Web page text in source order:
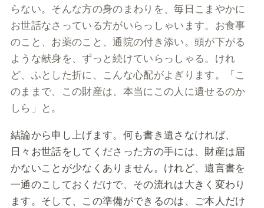
らない。そんな方の身のまわりを、毎日こまやかに
お世話なさっている方がいらっしゃいます。お食事
のこと、お薬のこと、通院の付き添い。頭が下がる
ような献身を、ずっと続けていらっしゃる。けれ
ど、ふとした折に、こんな心配がよぎります。「こ
のままで、この財産は、本当にこの人に遺せるのか
しら」と。
結論から申し上げます。何も書き遺さなければ、
日々お世話をしてくださった方の手には、財産は届
かないことが少なくありません。けれど、遺言書を
一通のこしておくだけで、その流れは大きく変わり
ます。そして、この準備ができるのは、ご本人だけ